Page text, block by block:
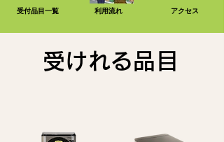
受付品目一覧 ​利用流れ アクセス
受けれる品目